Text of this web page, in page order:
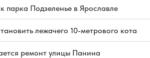
парка Подзеленье в Ярославле
лежачего 10-метрового кота
ремонт улицы Панина